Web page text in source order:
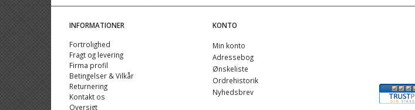
INFORMATIONER
Fortrolighed
Fragt og levering
Firma profil
Betingelser & Vilkår
Returnering
Kontakt os
Oversigt
KONTO
Min konto
Adressebog
Ønskeliste
Ordrehistorik
Nyhedsbrev